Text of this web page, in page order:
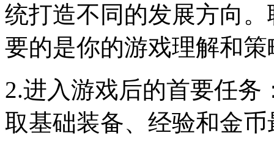
统打造不同的发展方向
要的是你的游戏理解和策
2.进入游戏后的首要任
取基础装备、经验和金